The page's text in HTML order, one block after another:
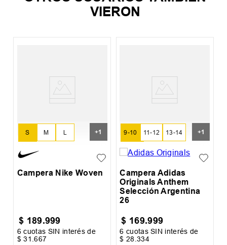
VIERON
S L
M +1
Campera Nike Woven
$ 189.999
6 cuotas SIN interés de
$ 31.667
11-12 13-14
15-16
9-10 +1
Campera Adidas
Originals Anthem
Selección Argentina
26
$ 169.999
6 cuotas SIN interés de
$ 28.334